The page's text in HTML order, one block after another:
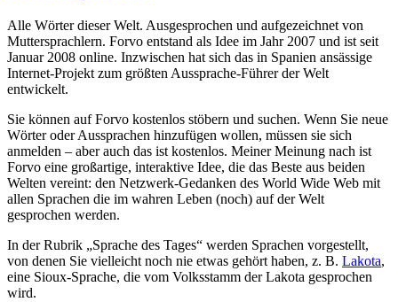
Alle Wörter dieser Welt. Ausgesprochen und aufgezeichnet von
Muttersprachlern. Forvo entstand als Idee im Jahr 2007 und ist seit
Januar 2008 online. Inzwischen hat sich das in Spanien ansässige
Internet-Projekt zum größten Aussprache-Führer der Welt
entwickelt.
Sie können auf Forvo kostenlos stöbern und suchen. Wenn Sie neue
Wörter oder Aussprachen hinzufügen wollen, müssen sie sich
anmelden – aber auch das ist kostenlos. Meiner Meinung nach ist
Forvo eine großartige, interaktive Idee, die das Beste aus beiden
Welten vereint: den Netzwerk-Gedanken des World Wide Web mit
allen Sprachen die im wahren Leben (noch) auf der Welt
gesprochen werden.
In der Rubrik „Sprache des Tages“ werden Sprachen vorgestellt,
von denen Sie vielleicht noch nie etwas gehört haben, z. B. Lakota,
eine Sioux-Sprache, die vom Volksstamm der Lakota gesprochen
wird.